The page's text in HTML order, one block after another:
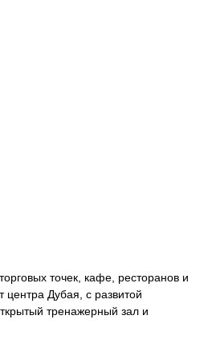
точек, кафе, ресторанов и
Дубая, с развитой
тренажерный зал и